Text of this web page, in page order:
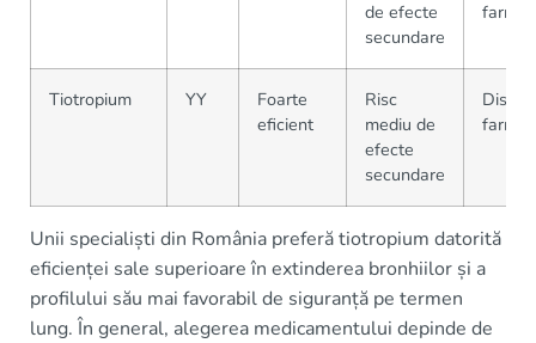
de efecte
secundare
Tiotropium YY
Foarte
eficient
Risc
mediu de
efecte
secundare
Unii specialiști din România preferă tiotropium datorită
eficienței sale superioare în extinderea bronhiilor și a
profilului său mai favorabil de siguranță pe termen
lung. În general, alegerea medicamentului depinde de